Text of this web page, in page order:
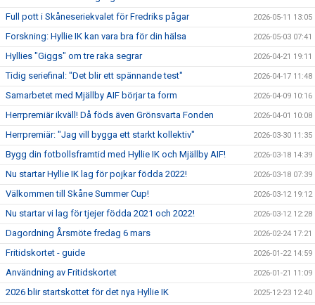
Full pott i Skåneseriekvalet för Fredriks pågar 2026-05-11 13:05
Forskning: Hyllie IK kan vara bra för din hälsa 2026-05-03 07:41
Hyllies "Giggs" om tre raka segrar 2026-04-21 19:11
Tidig seriefinal: "Det blir ett spännande test" 2026-04-17 11:48
Samarbetet med Mjällby AIF börjar ta form 2026-04-09 10:16
Herrpremiär ikväll! Då föds även Grönsvarta Fonden 2026-04-01 10:08
Herrpremiär: "Jag vill bygga ett starkt kollektiv" 2026-03-30 11:35
Bygg din fotbollsframtid med Hyllie IK och Mjällby AIF! 2026-03-18 14:39
Nu startar Hyllie IK lag för pojkar födda 2022! 2026-03-18 07:39
Välkommen till Skåne Summer Cup! 2026-03-12 19:12
Nu startar vi lag för tjejer födda 2021 och 2022! 2026-03-12 12:28
Dagordning Årsmöte fredag 6 mars 2026-02-24 17:21
Fritidskortet - guide 2026-01-22 14:59
Användning av Fritidskortet 2026-01-21 11:09
2026 blir startskottet för det nya Hyllie IK 2025-12-23 12:40